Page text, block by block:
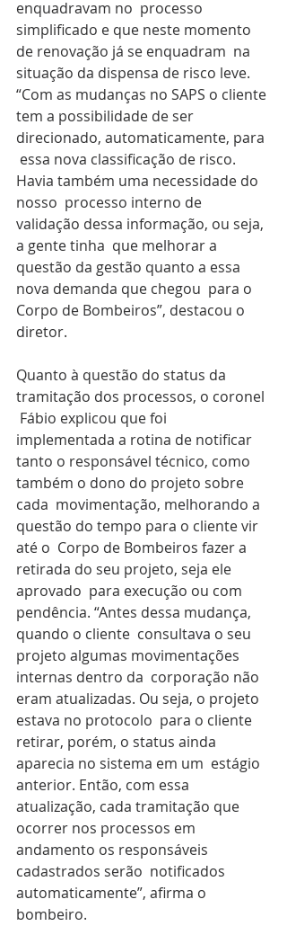
enquadravam no  processo
simplificado e que neste momento
de renovação já se enquadram  na
situação da dispensa de risco leve.
“Com as mudanças no SAPS o cliente
tem a possibilidade de ser
direcionado, automaticamente, para
essa nova classificação de risco.
Havia também uma necessidade do
nosso  processo interno de
validação dessa informação, ou seja,
a gente tinha  que melhorar a
questão da gestão quanto a essa
nova demanda que chegou  para o
Corpo de Bombeiros”, destacou o
diretor.
Quanto à questão do status da
tramitação dos processos, o coronel
Fábio explicou que foi
implementada a rotina de notificar
tanto o responsável técnico, como
também o dono do projeto sobre
cada  movimentação, melhorando a
questão do tempo para o cliente vir
até o  Corpo de Bombeiros fazer a
retirada do seu projeto, seja ele
aprovado  para execução ou com
pendência. “Antes dessa mudança,
quando o cliente  consultava o seu
projeto algumas movimentações
internas dentro da  corporação não
eram atualizadas. Ou seja, o projeto
estava no protocolo  para o cliente
retirar, porém, o status ainda
aparecia no sistema em um  estágio
anterior. Então, com essa
atualização, cada tramitação que
ocorrer nos processos em
andamento os responsáveis
cadastrados serão  notificados
automaticamente”, afirma o
bombeiro.